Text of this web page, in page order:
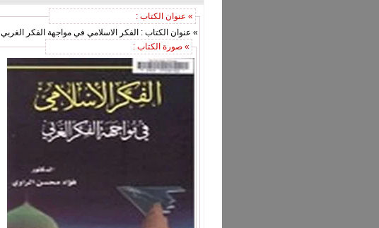
» عنوان الكتاب :
» عنوان الكتاب : الفكر الاسلامي في مواجهة الفكر الغربي
» صورة الكتاب :